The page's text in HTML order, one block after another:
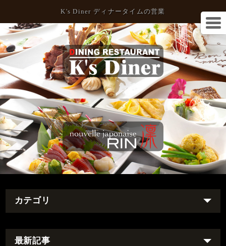
K's Diner ディナータイムの営業
カテゴリ
最新記事